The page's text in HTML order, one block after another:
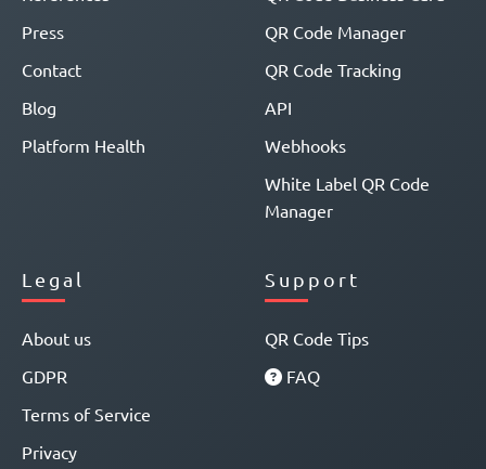
Press
Contact
Blog
Platform Health
QR Code Manager
QR Code Tracking
API
Webhooks
White Label QR Code
Manager
Legal
About us
GDPR
Terms of Service
Privacy
Support
QR Code Tips
FAQ